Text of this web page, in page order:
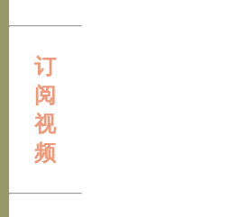
订
阅
视
频